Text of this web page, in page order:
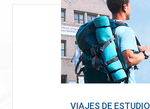
VIAJES DE ESTUDIO